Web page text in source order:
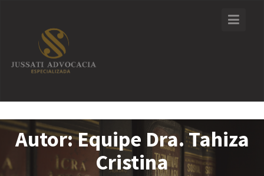
Autor:Equipe Dra. Tahiza
Cristina